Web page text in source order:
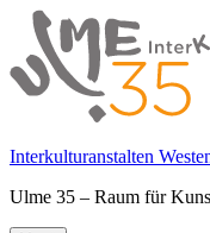
Springe
zum
Inhalt
Interkulturanstalten
Ulme 35 – Raum für